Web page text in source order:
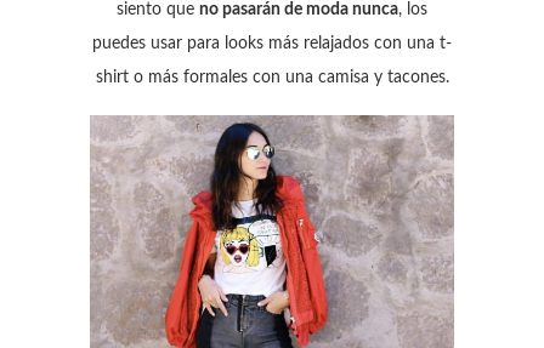
siento que no pasarán de moda nunca, los
puedes usar para looks más relajados con una t-
shirt o más formales con una camisa y tacones.